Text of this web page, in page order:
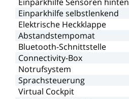
Einparkhilfeselbstlenkend
Elektrische Heckklappe
Abstandstempomat
Bluetooth-Schnittstelle
Connectivity-Box
Notrufsystem
Sprachsteuerung
Virtual Cockpit